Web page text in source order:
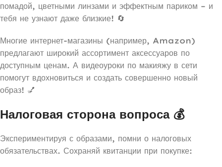
помадой, цветными линзами и эффектным париком – и
тебя не узнают даже близкие! 🔄
Многие интернет-магазины (например, Amazon)
предлагают широкий ассортимент аксессуаров по
доступным ценам. А видеоуроки по макияжу в сети
помогут вдохновиться и создать совершенно новый
образ! 💅
Налоговая сторона вопроса 💰
Экспериментируя с образами, помни о налоговых
обязательствах. Сохраняй квитанции при покупке: